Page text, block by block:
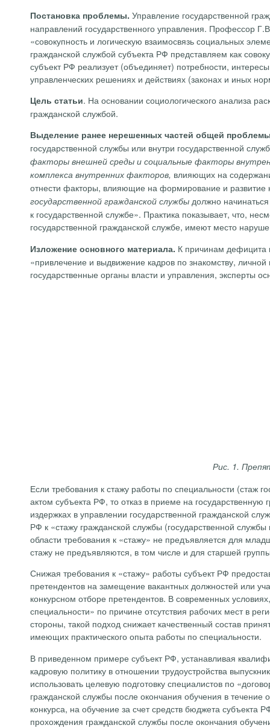
Постановка проблемы. Управление государственной
направлений государственного управления. Профессор
«совокупность и логическую взаимосвязь социальных
гражданской службой субъекта РФ представляем как
субъект РФ реализует (объединяет) потребности,
управленческих решениях и действиях (законах и иных
Цель статьи. На основании социологического анализа
гражданской службой.
Выделение ранее нерешенных частей общей
государственной службы или внутри государственной
факторы внешней среды и социальные факторы
комплекса внутренних факторов, влияющих на
отнести факторы, влияющие на формирование и развитие
государственной гражданской службы должно
к государственной службе». Практика показывает, что,
государственной гражданской службе, имеют место
Изложение основного материала. К причинам дефицита
«привлечение и выдвижение кадров по знакомству,
государственные органы власти и управления, эксперты
Рис. 1.
Если требования к стажу работы по специальности (стаж
актом субъекта РФ, то отказ в приеме на
издержках в управлении государственной гражданской
РФ к «стажу гражданской службы (государственной
области требования к «стажу» не предъявляется для
стажу не предъявляются, в том числе и для старшей
Снижая требования к «стажу» работы субъект РФ
претендентов на замещение вакантных должностей или
конкурсном отборе претендентов. В современных
специальности» по причине отсутствия рабочих мест в
стороны, такой подход снижает качественный состав
имеющих практического опыта работы по специальности.
В приведенном примере субъект РФ, устанавливая
кадровую политику в отношении трудоустройства
использовать целевую подготовку специалистов по
гражданской службы после окончания обучения в течение
конкурса, на обучение за счет средств бюджета
прохождения гражданской службы после окончания